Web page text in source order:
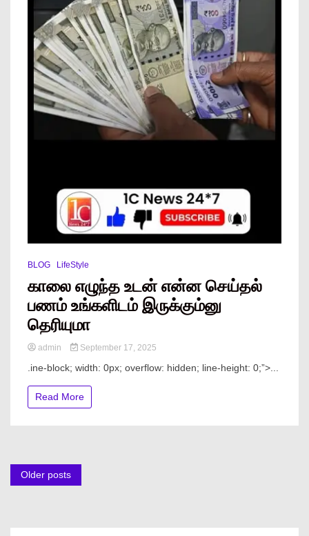
BLOG LifeStyle
காலை எழுந்த உடன் என்ன செய்தல்
பணம் உங்களிடம் இருக்கும்னு
தெரியுமா
admin September 17, 2025
.ine-block; width: 0px; overflow: hidden; line-height: 0;”> ...
Read More
Older posts